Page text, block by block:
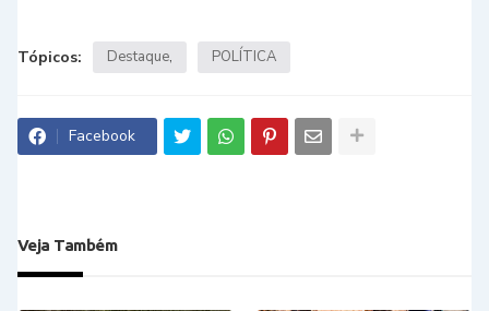
Tópicos: Destaque POLÍTICA
Facebook
Veja Também